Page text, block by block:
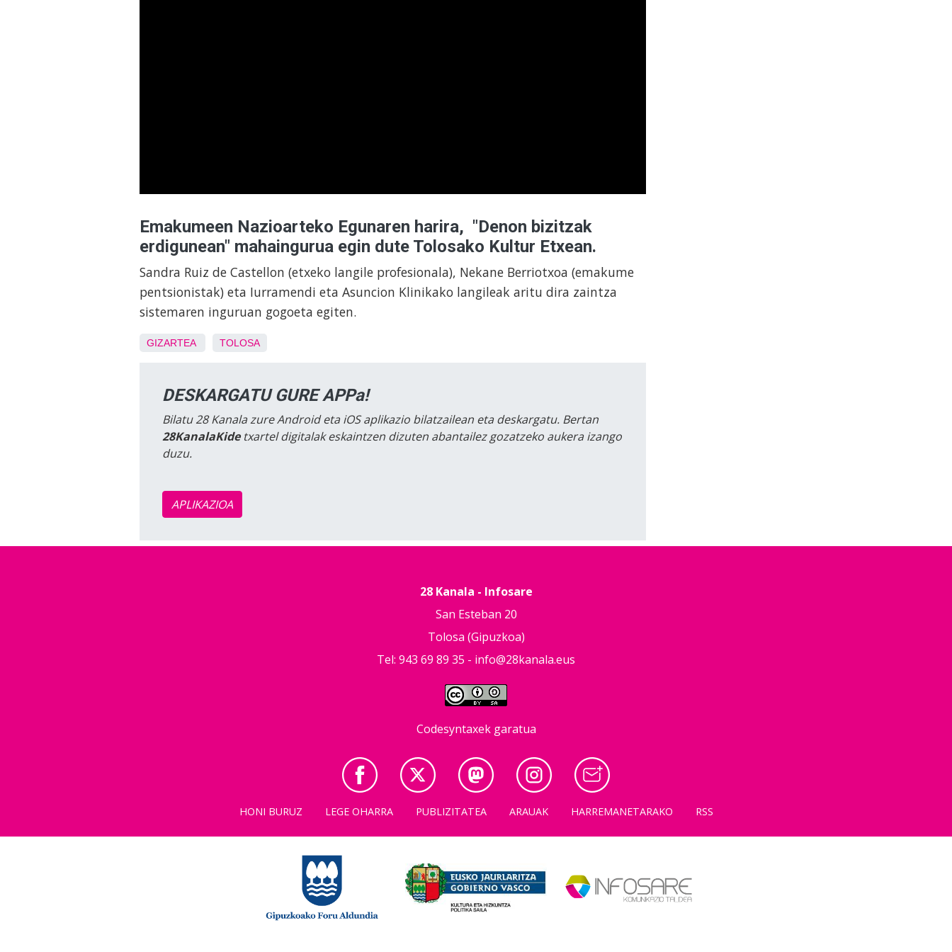
Emakumeen Nazioarteko Egunaren harira, "Denon bizitzak
erdigunean" mahaingurua egin dute Tolosako Kultur Etxean.
Sandra Ruiz de Castellon (etxeko langile profesionala), Nekane Berriotxoa (emakume
pentsionistak) eta Iurramendi eta Asuncion Klinikako langileak aritu dira zaintza
sistemaren inguruan gogoeta egiten.
GIZARTEA TOLOSA
DESKARGATU GURE APPa!
Bilatu 28 Kanala zure Android eta iOS aplikazio bilatzailean eta deskargatu. Bertan
28KanalaKidetxartel digitalak eskaintzen dizuten abantailez gozatzeko aukera izango
duzu.
APLIKAZIOA
28 Kanala - Infosare
San Esteban 20
Tolosa (Gipuzkoa)
Tel: 943 69 89 35 - info@28kanala.eus
Codesyntaxek garatua
HONI BURUZ LEGE OHARRA PUBLIZITATEA ARAUAK HARREMANETARAKO RSS